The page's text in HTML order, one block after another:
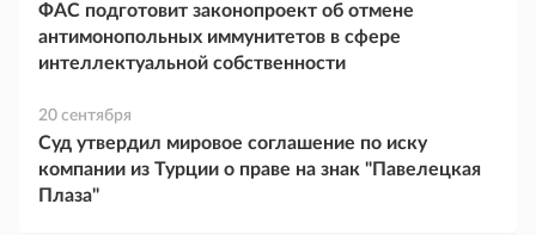
ФАС подготовит законопроект об отмене
антимонопольных иммунитетов в сфере
интеллектуальной собственности
20 сентября
Суд утвердил мировое соглашение по иску
компании из Турции о праве на знак "Павелецкая
Плаза"